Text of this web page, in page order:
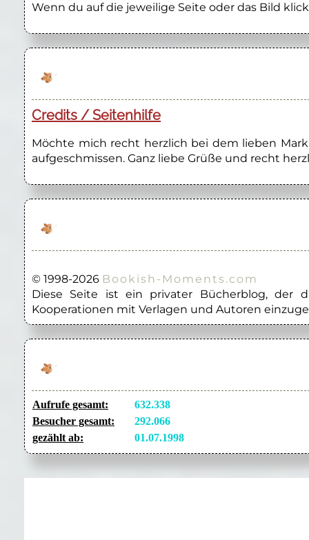
Wenn du auf die jeweilige Seite oder das Bild
Credits / Seitenhilfe
Möchte mich recht herzlich bei dem lieben
aufgeschmissen. Ganz liebe Grüße und recht
© 1998-2026 Bookish-Moments.com
Diese Seite ist ein privater Bücherblog, der
Kooperationen mit Verlagen und Autoren
Aufrufe gesamt:
632.338
Besucher gesamt:
292.066
gezählt ab:
01.07.1998